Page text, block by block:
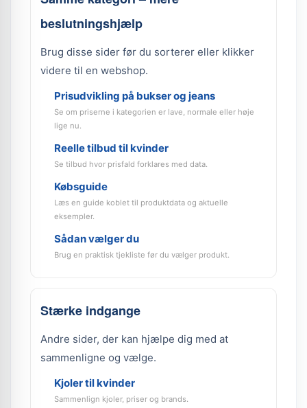
beslutningshjælp
Brug disse sider før du sorterer eller klikker
videre til en webshop.
Prisudvikling på bukser og jeans
Se om priserne i kategorien er lave, normale eller høje
lige nu.
Reelle tilbud til kvinder
Se tilbud hvor prisfald forklares med data.
Købsguide
Læs en guide koblet til produktdata og aktuelle
eksempler.
Sådan vælger du
Brug en praktisk tjekliste før du vælger produkt.
Stærke indgange
Andre sider, der kan hjælpe dig med at
sammenligne og vælge.
Kjoler til kvinder
Sammenlign kjoler, priser og brands.